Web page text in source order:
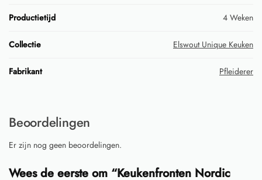
Productietijd 4 Weken
Collectie Elswout Unique Keuken
Fabrikant Pfleiderer
Beoordelingen
Er zijn nog geen beoordelingen.
Wees de eerste om “Keukenfronten Nordic